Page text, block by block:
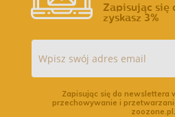
Zapisując się
zyskasz 3%
Zapisując się do newslettera
przechowywanie i
zoozone.pl.